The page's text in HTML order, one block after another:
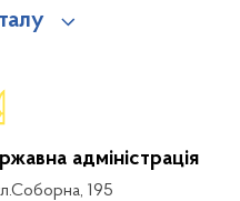
адміністрація
195